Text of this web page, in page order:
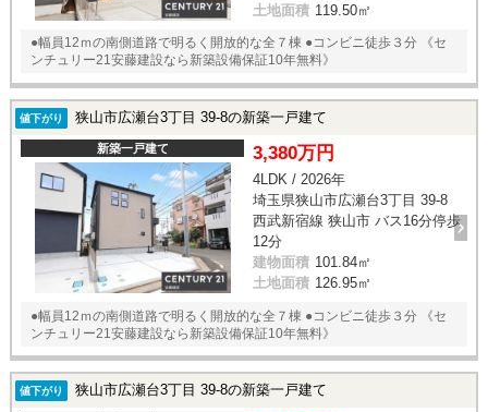
土地面積 119.50㎡
●幅員12ｍの南側道路で明るく開放的な全７棟 ●コンビニ徒歩３分 《セ
ンチュリー21安藤建設なら新築設備保証10年無料》
値下がり 狭山市広瀬台3丁目 39-8の新築一戸建て
新築一戸建て 3,380万円
4LDK / 2026年
埼玉県狭山市広瀬台3丁目 39-8
西武新宿線 狭山市 バス16分停歩
12分
建物面積 101.84㎡
土地面積 126.95㎡
●幅員12ｍの南側道路で明るく開放的な全７棟 ●コンビニ徒歩３分 《セ
ンチュリー21安藤建設なら新築設備保証10年無料》
値下がり 狭山市広瀬台3丁目 39-8の新築一戸建て